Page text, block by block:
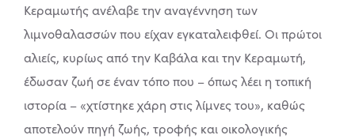
Κεραμωτής ανέλαβε την αναγέννηση των
λιμνοθαλασσών που είχαν εγκαταλειφθεί. Οι πρώτοι
αλιείς, κυρίως από την Καβάλα και την Κεραμωτή,
έδωσαν ζωή σε έναν τόπο που – όπως λέει η τοπική
ιστορία – «χτίστηκε χάρη στις λίμνες του», καθώς
αποτελούν πηγή ζωής, τροφής και οικολογικής